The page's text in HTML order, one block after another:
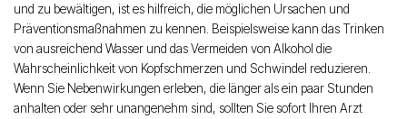
und zu bewältigen, ist es hilfreich, die möglichen Ursachen und
Präventionsmaßnahmen zu kennen. Beispielsweise kann das Trinken
von ausreichend Wasser und das Vermeiden von Alkohol die
Wahrscheinlichkeit von Kopfschmerzen und Schwindel reduzieren.
Wenn Sie Nebenwirkungen erleben, die länger als ein paar Stunden
anhalten oder sehr unangenehm sind, sollten Sie sofort Ihren Arzt